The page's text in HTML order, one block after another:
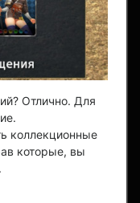
Отлично. Для
коллекционные
которые, вы